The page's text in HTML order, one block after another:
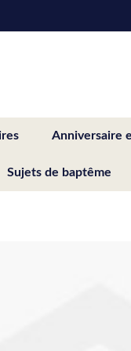
Anniversaire
Sujets de baptême